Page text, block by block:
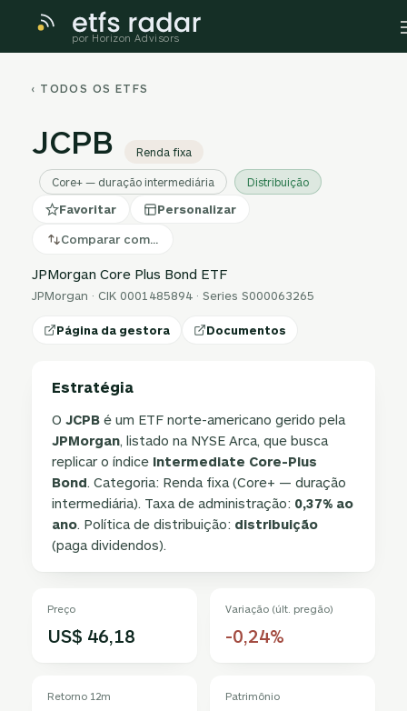
por Horizon Advisors
‹ TODOS OS ETFS
JCPB Renda fixa
Core+ — duração intermediária Distribuição
Favoritar Personalizar
Comparar com…
JPMorgan Core Plus Bond ETF
JPMorgan · CIK 0001485894 · Series S000063265
Página da gestora Documentos
Estratégia
OJCPB é um ETF norte-americano gerido pela
JPMorgan, listado na NYSE Arca, que busca
replicar o índice Intermediate Core-Plus
Bond. Categoria: Renda fixa (Core+ — duração
intermediária). Taxa de administração: 0,37% ao
ano. Política de distribuição: distribuição
(paga dividendos).
Preço
US$ 46,18
Variação (últ. pregão)
-0,24%
Retorno 12m Patrimônio